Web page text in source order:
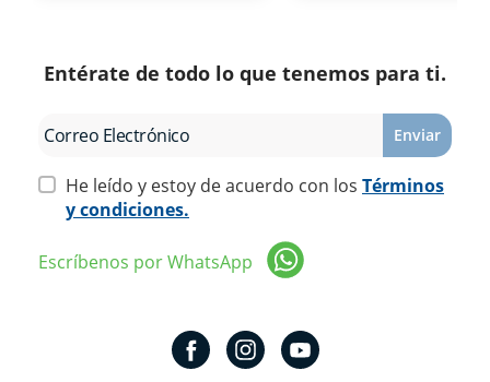
Entérate de todo lo que tenemos para ti.
Enviar
He leído y estoy de acuerdo con los Términos
y condiciones.
Escríbenos por WhatsApp